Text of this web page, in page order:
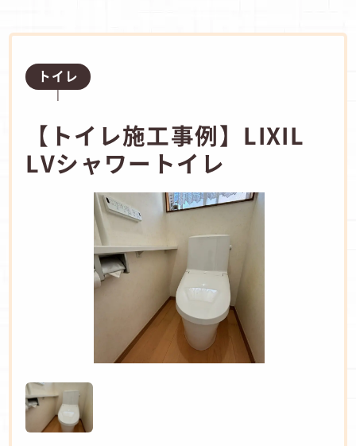
トイレ
【トイレ施工事例】LIXIL
LVシャワートイレ